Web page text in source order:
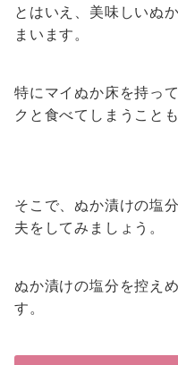
とはいえ、美味しいぬ
まいます。
特にマイぬか床を持っ
クと食べてしまうこと
そこで、ぬか漬けの塩
夫をしてみましょう。
ぬか漬けの塩分を控え
す。